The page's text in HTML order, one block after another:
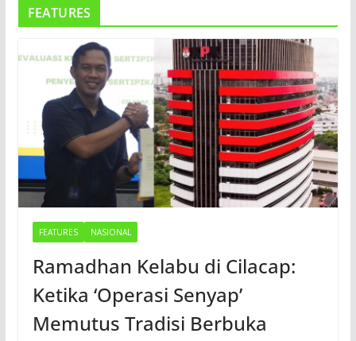
FEATURES
FEATURES NASIONAL
Ramadhan Kelabu di Cilacap:
Ketika ‘Operasi Senyap’
Memutus Tradisi Berbuka